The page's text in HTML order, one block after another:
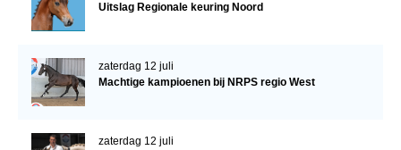
Uitslag Regionale keuring Noord
zaterdag 12 juli
Machtige kampioenen bij NRPS regio West
zaterdag 12 juli